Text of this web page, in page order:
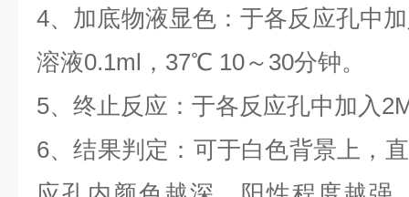
4、加底物液显色：于各反应孔中
溶液0.1ml，37℃ 10～30分钟。
5、终止反应：于各反应孔中加入
6、结果判定：可于白色背景上，